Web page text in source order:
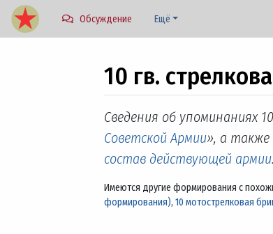
Обсуждение Ещё
10 гв.
Перейти к:навигация,поиск
Сведения об упоминаниях
Советской Армии», а также
состав действующей армии.
Имеются другие формирования с
формирования), 10 мотострелковая